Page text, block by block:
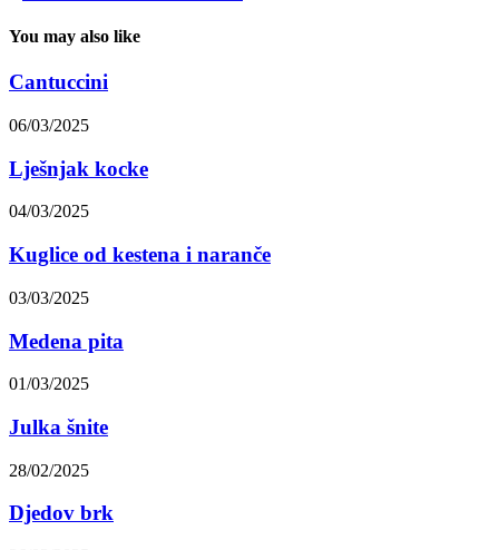
You may also like
Cantuccini
06/03/2025
Lješnjak kocke
04/03/2025
Kuglice od kestena i naranče
03/03/2025
Medena pita
01/03/2025
Julka šnite
28/02/2025
Djedov brk